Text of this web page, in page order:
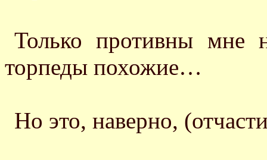
Только противны мне
торпеды похожие…
Но это, наверно,